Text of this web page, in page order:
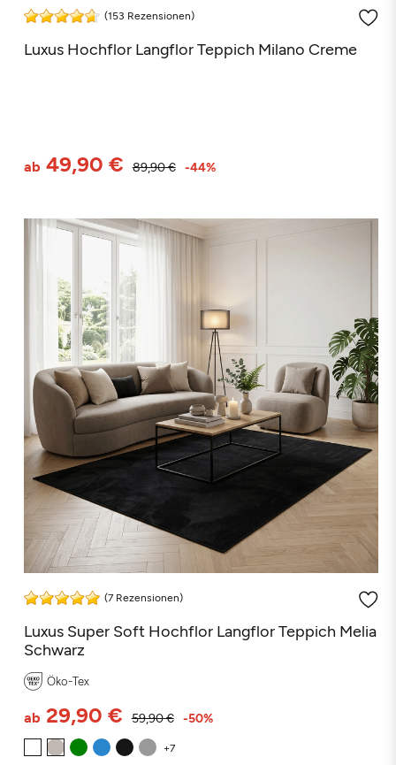
(153 Rezensionen)
Luxus Hochflor Langflor Teppich Milano Creme
89,90 €
ab 49,90 € -44%
(7 Rezensionen)
Luxus Super Soft Hochflor Langflor Teppich Melia
Schwarz
Öko-Tex
59,90 €
ab 29,90 € -50%